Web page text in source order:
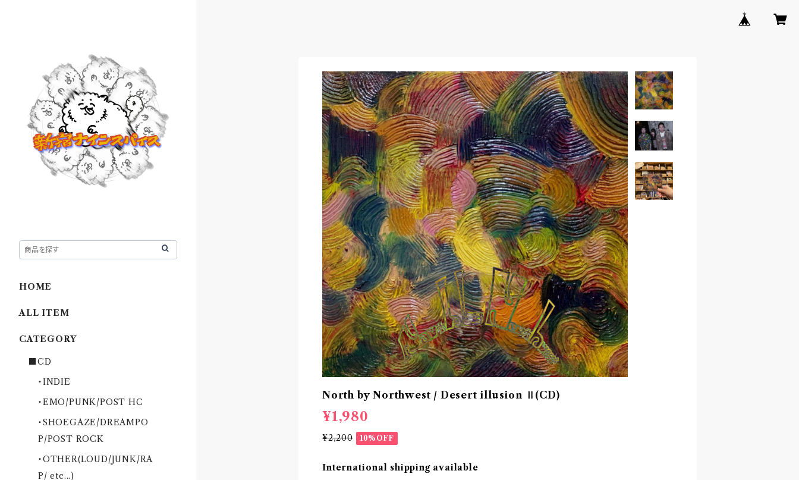
North by Northwest / Desert illusion Ⅱ(CD)
¥1,980
¥2,200 10%OFF
International shipping available
HOME
ALL ITEM
CATEGORY
■CD
・INDIE
・EMO/PUNK/POST HC
・SHOEGAZE/DREAMPO
P/POST ROCK
・OTHER(LOUD/JUNK/RA
P/ etc...)